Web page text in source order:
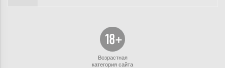
Возрастная
категория сайта